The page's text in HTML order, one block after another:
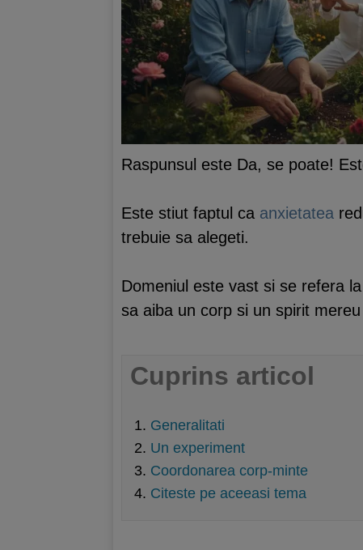
Raspunsul este Da, se poate!
Este stiut faptul ca anxietatea
trebuie sa alegeti.
Domeniul este vast si se refera
sa aiba un corp si un spirit
Cuprins articol
Generalitati
Un experiment
Coordonarea corp-minte
Citeste pe aceeasi tema